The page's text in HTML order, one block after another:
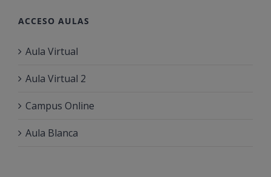
ACCESO AULAS
Aula Virtual
Aula Virtual 2
Campus Online
Aula Blanca